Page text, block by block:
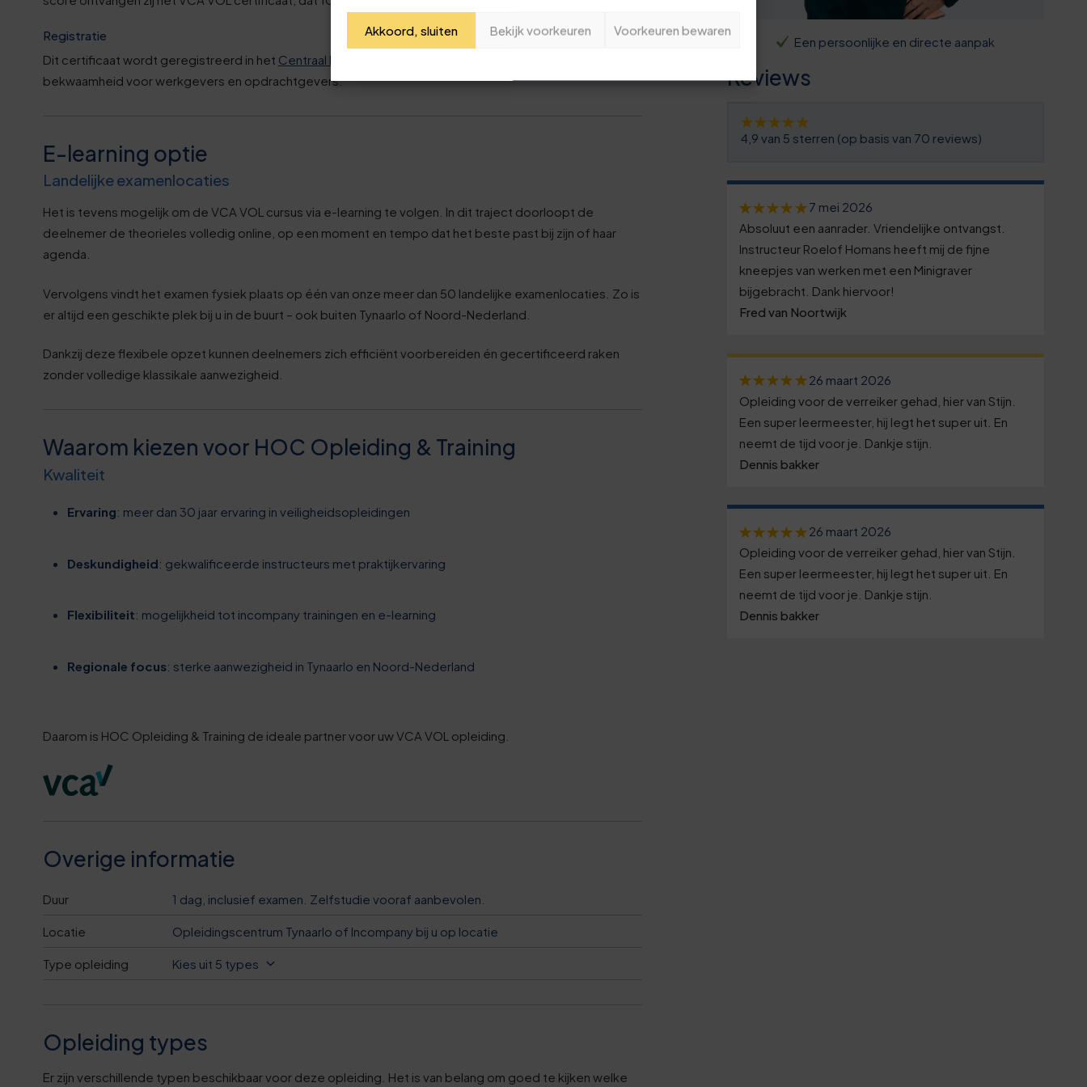
Akkoord, sluiten Bekijk voorkeuren Voorkeuren bewaren
Registratie
Dit certificaat wordt geregistreerd in het Centraal Diploma Register
bekwaamheid voor werkgevers en opdrachtgevers.
E-learning optie
Landelijke examenlocaties
Het is tevens mogelijk om de VCA VOL cursus via e-learning te volgen. In dit traject doorloopt de
deelnemer de theorieles volledig online, op een moment en tempo dat het beste past bij zijn of haar
agenda.
Vervolgens vindt het examen fysiek plaats op één van onze meer dan 50 landelijke examenlocaties. Zo is
er altijd een geschikte plek bij u in de buurt – ook buiten Tynaarlo of Noord-Nederland.
Dankzij deze flexibele opzet kunnen deelnemers zich efficiënt voorbereiden én gecertificeerd raken
zonder volledige klassikale aanwezigheid.
Waarom kiezen voor HOC Opleiding & Training
Kwaliteit
Ervaring: meer dan 30 jaar ervaring in veiligheidsopleidingen
Deskundigheid: gekwalificeerde instructeurs met praktijkervaring
Flexibiliteit: mogelijkheid tot incompany trainingen en e-learning
Regionale focus: sterke aanwezigheid in Tynaarlo en Noord-Nederland
Daarom is HOC Opleiding & Training de ideale partner voor uw VCA VOL opleiding.
Overige informatie
Duur 1 dag, inclusief examen. Zelfstudie vooraf aanbevolen.
Locatie Opleidingscentrum Tynaarlo of Incompany bij u op locatie
Type opleiding Kies uit 5 types
Opleiding types
Er zijn verschillende typen beschikbaar voor deze opleiding. Het is van belang om goed te kijken welke
Een persoonlijke en directe aanpak
Reviews
4,9 van 5 sterren (op basis van 70 reviews)
7 mei 2026
Absoluut een aanrader. Vriendelijke ontvangst.
Instructeur Roelof Homans heeft mij de fijne
kneepjes van werken met een Minigraver
bijgebracht. Dank hiervoor!
Fred van Noortwijk
26 maart 2026
Opleiding voor de verreiker gehad, hier van Stijn.
Een super leermeester, hij legt het super uit. En
neemt de tijd voor je. Dankje stijn.
Dennis bakker
26 maart 2026
Opleiding voor de verreiker gehad, hier van Stijn.
Een super leermeester, hij legt het super uit. En
neemt de tijd voor je. Dankje stijn.
Dennis bakker
0
6
9
9
5
1
1
2
3
4
5
6
6
7
8
9
0
0
1
2
4
7
3
8
3
8
3
4
9
9
4
0
5
0
5
0
6
1
6
7
0
1
2
3
7
0 1
Je naam